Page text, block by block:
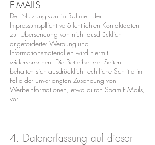
E-MAILS
Der Nutzung von im Rahmen der
Impressumspflicht veröffentlichten Kontaktdaten
zur Übersendung von nicht ausdrücklich
angeforderter Werbung und
Informationsmaterialien wird hiermit
widersprochen. Die Betreiber der Seiten
behalten sich ausdrücklich rechtliche Schritte im
Falle der unverlangten Zusendung von
Werbeinformationen, etwa durch Spam-E-Mails,
vor.
4. Datenerfassung auf dieser